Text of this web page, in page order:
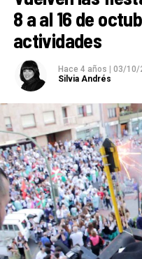
Basauri.:
SAN FAUSTO 2023
BASAURI
7 octubre – 15 octubre
8 a al 16 de
actividades
Hace 4 años | 03/10/
Silvia Andrés